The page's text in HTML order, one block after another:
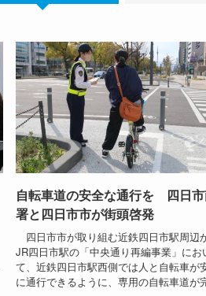
自転車道の安全な通行を 四日
署と四日市市が街頭啓発
四日市市が取り組む近鉄四日市駅周辺
JR四日市駅の「中央通り再編事業」にお
て、近鉄四日市駅西側では人と自転車が
に通行できるように、専用の自転車道が